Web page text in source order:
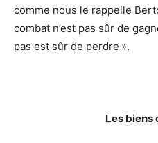
comme nous le rappelle
combat n’est pas sûr de
pas est sûr de perdre ».
Les biens